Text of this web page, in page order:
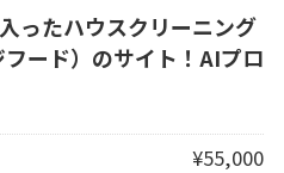
ったハウスクリーニング
ード）のサイト！AIプロ
¥55,000